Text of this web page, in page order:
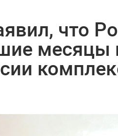
что
месяцы